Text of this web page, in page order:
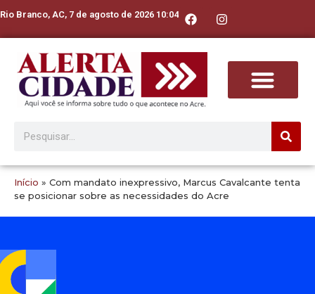
Rio Branco, AC, 7 de agosto de 2026 10:04
Início » Com mandato inexpressivo, Marcus Cavalcante tenta
se posicionar sobre as necessidades do Acre